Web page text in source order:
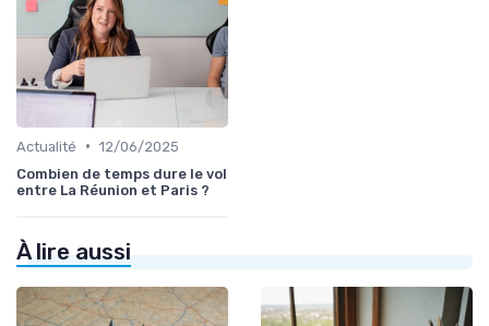
Actualité • 12/06/2025
Combien de temps dure le vol
entre La Réunion et Paris ?
À lire aussi